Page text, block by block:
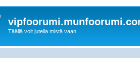
Täällä voit jutella mistä vaan